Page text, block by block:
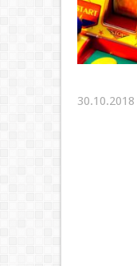
30.10.2018